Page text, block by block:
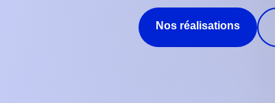
Nos réalisations